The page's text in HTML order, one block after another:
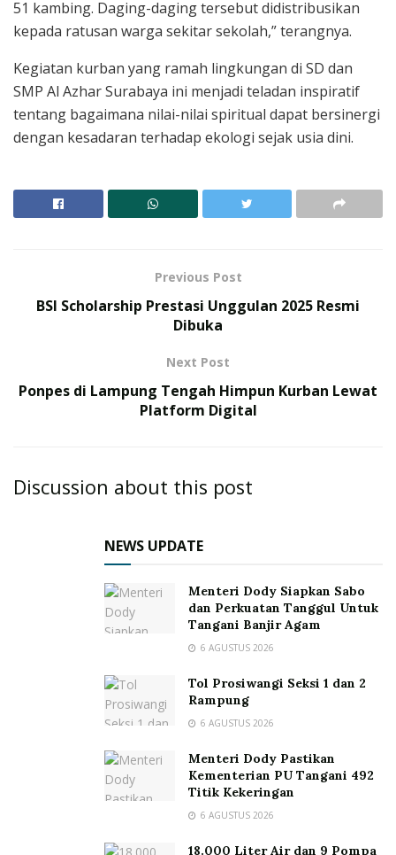
51 kambing. Daging-daging tersebut didistribusikan
kepada ratusan warga sekitar sekolah,” terangnya.
Kegiatan kurban yang ramah lingkungan di SD dan
SMP Al Azhar Surabaya ini menjadi teladan inspiratif
tentang bagaimana nilai-nilai spiritual dapat bersinergi
dengan kesadaran terhadap ekologi sejak usia dini.
Previous Post
BSI Scholarship Prestasi Unggulan 2025 Resmi
Dibuka
Next Post
Ponpes di Lampung Tengah Himpun Kurban Lewat
Platform Digital
Discussion about this post
NEWS UPDATE
Menteri Dody Siapkan Sabo
dan Perkuatan Tanggul Untuk
Tangani Banjir Agam
6 AGUSTUS 2026
Tol Prosiwangi Seksi 1 dan 2
Rampung
6 AGUSTUS 2026
Menteri Dody Pastikan
Kementerian PU Tangani 492
Titik Kekeringan
6 AGUSTUS 2026
18.000 Liter Air dan 9 Pompa